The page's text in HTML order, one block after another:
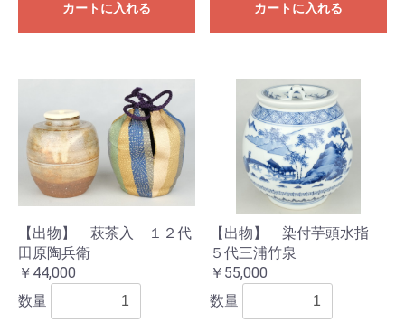
カートに入れる カートに入れる
【出物】 萩茶入 １２代
田原陶兵衛
￥44,000
数量
【出物】 染付芋頭水指
５代三浦竹泉
￥55,000
数量